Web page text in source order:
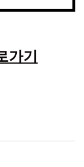
가기